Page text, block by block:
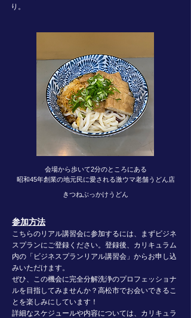
り。
会場から歩いて2分のところにある
昭和45年創業の地元民に愛される激ウマ老舗うどん店
​きつねぶっかけうどん
参加方法
こちらのリアル講習会に参加するには、まずビジネ
スプランにご登録ください。登録後、カリキュラム
内の「ビジネスプランリアル講習会」からお申し込
みいただけます。
ぜひ、この機会に完全分解洗浄のプロフェッショナ
ルを目指してみませんか？高松市でお会いできるこ
とを楽しみにしています！
詳細なスケジュールや内容については、カリキュラ